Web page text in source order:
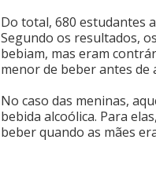
Do total, 680 estudantes
Segundo os resultados,
bebiam, mas eram
menor de beber antes de
No caso das meninas,
bebida alcoólica. Para
beber quando as mães